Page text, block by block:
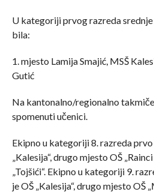
U kategoriji prvog razreda
bila:
1. mjesto Lamija Smajić, MSŠ
Gutić
Na kantonalno/regionalno
spomenuti učenici.
Ekipno u kategoriji 8. razreda
„Kalesija“, drugo mjesto OŠ
„Tojšići“. Ekipno u kategoriji 9.
je OŠ „Kalesija“, drugo mjesto OŠ